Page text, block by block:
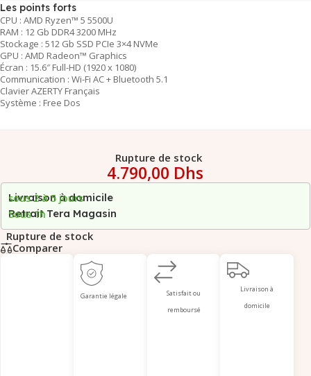
Les points forts
CPU : AMD Ryzen™ 5 5500U
RAM : 12 Gb DDR4 3200 MHz
Stockage : 512 Gb SSD PCIe 3×4 NVMe
GPU : AMD Radeon™ Graphics
Écran : 15.6″ Full-HD (1920 x 1080)
Communication : Wi-Fi AC + Bluetooth 5.1
Clavier AZERTY Français
Système : Free Dos
Rupture de stock
4.790,00 Dhs
Livraison à domicile
sous 2 à 5 jours
Retrait Tera Magasin
Sous 1h
Rupture de stock
Comparer
Garantie légale
Satisfait ou
remboursé
Livraison à
domicile